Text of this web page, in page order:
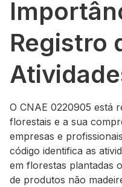
Registro
O CNAE 0220905 está
florestais e a sua
empresas e
código identifica as
em florestas plantadas
de produtos não